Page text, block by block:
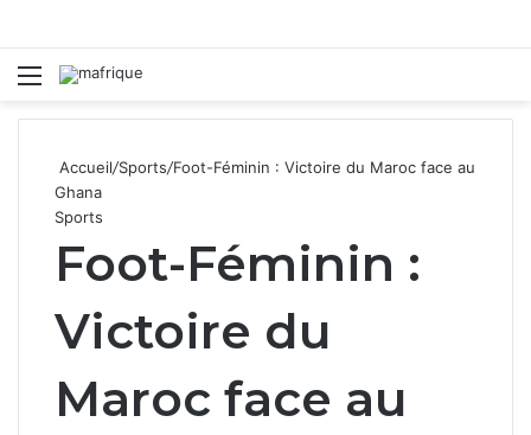
Menu
Accueil/Sports/Foot-Féminin : Victoire du Maroc face au
Ghana
Sports
Foot-Féminin :
Victoire du
Maroc face au